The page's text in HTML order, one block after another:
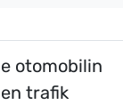
otomobilin
trafik